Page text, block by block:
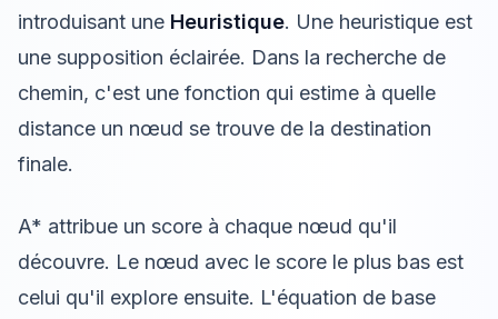
introduisant une Heuristique. Une heuristique est
une supposition éclairée. Dans la recherche de
chemin, c'est une fonction qui estime à quelle
distance un nœud se trouve de la destination
finale.
A* attribue un score à chaque nœud qu'il
découvre. Le nœud avec le score le plus bas est
celui qu'il explore ensuite. L'équation de base